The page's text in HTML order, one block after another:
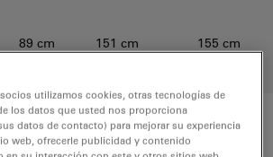
89 cm 151 cm 155 cm
Frontal Trasero Izquierda
utilizamos cookies, otras tecnologías de
los datos que usted nos proporciona
datos de contacto) para mejorar su experiencia
web, ofrecerle publicidad y contenido